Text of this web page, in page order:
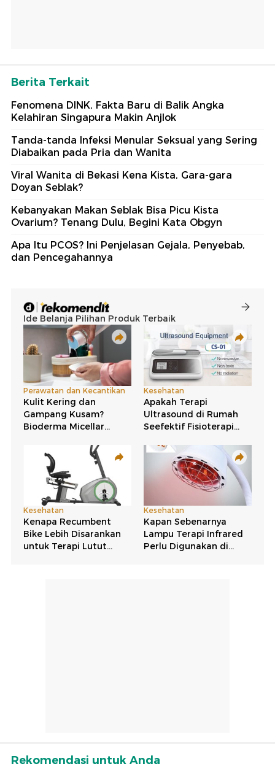
Berita Terkait
Fenomena DINK, Fakta Baru di Balik Angka
Kelahiran Singapura Makin Anjlok
Tanda-tanda Infeksi Menular Seksual yang Sering
Diabaikan pada Pria dan Wanita
Viral Wanita di Bekasi Kena Kista, Gara-gara
Doyan Seblak?
Kebanyakan Makan Seblak Bisa Picu Kista
Ovarium? Tenang Dulu, Begini Kata Obgyn
Apa Itu PCOS? Ini Penjelasan Gejala, Penyebab,
dan Pencegahannya
Rekomendasi untuk Anda